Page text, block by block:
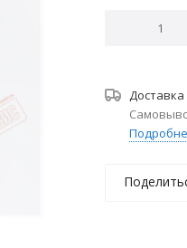
Доставка